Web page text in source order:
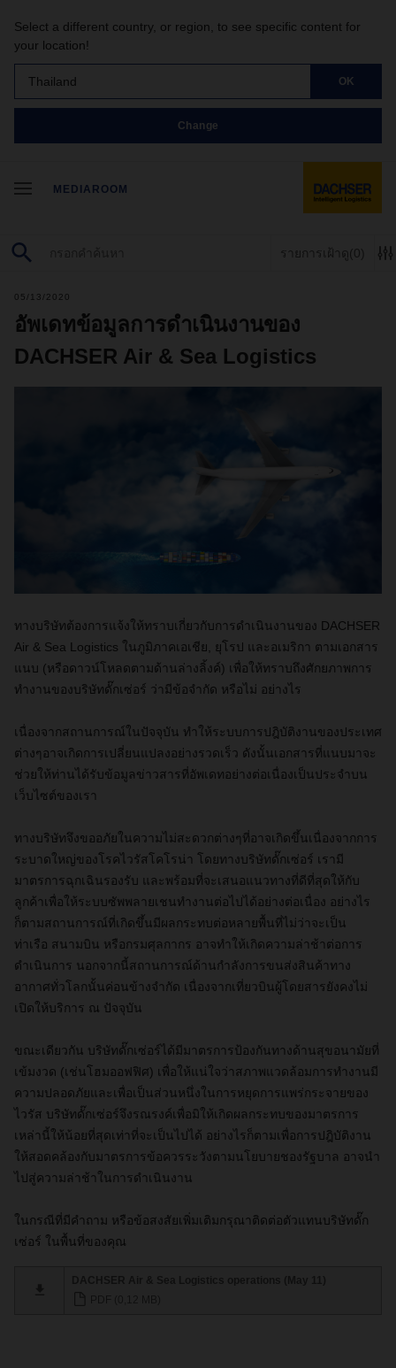
Select a different country, or region, to see specific content for
your location!
Thailand OK
Change
MEDIAROOM
รายการเฝ้าดู(0)
05/13/2020
อัพเดทข้อมูลการดำเนินงานของ
DACHSER Air & Sea Logistics
ทางบริษัทต้องการแจ้งให้ทราบเกี่ยวกับการดำเนินงานของ DACHSER
Air & Sea Logistics ในภูมิภาคเอเชีย, ยุโรป และอเมริกา ตามเอกสาร
แนบ (หรือดาวน์โหลดตามด้านล่างลิ้งค์) เพื่อให้ทราบถึงศักยภาพการ
ทำงานของบริษัทดั๊กเซ่อร์ ว่ามีข้อจำกัด หรือไม่ อย่างไร
เนื่องจากสถานการณ์ในปัจจุบัน ทำให้ระบบการปฎิบัติงานของประเทศ
ต่างๆอาจเกิดการเปลี่ยนแปลงอย่างรวดเร็ว ดังนั้นเอกสารที่แนบมาจะ
ช่วยให้ท่านได้รับข้อมูลข่าวสารที่อัพเดทอย่างต่อเนื่องเป็นประจำบน
เว็บไซต์ของเรา
ทางบริษัทจึงขออภัยในความไม่สะดวกต่างๆที่อาจเกิดขึ้นเนื่องจากการ
ระบาดใหญ่ของโรคไวรัสโคโรน่า โดยทางบริษัทดั๊กเซ่อร์ เรามี
มาตรการฉุกเฉินรองรับ และพร้อมที่จะเสนอแนวทางที่ดีที่สุดให้กับ
ลูกค้าเพื่อให้ระบบซัพพลายเชนทำงานต่อไปได้อย่างต่อเนื่อง อย่างไร
ก็ตามสถานการณ์ที่เกิดขึ้นมีผลกระทบต่อหลายพื้นที่ไม่ว่าจะเป็น
ท่าเรือ สนามบิน หรือกรมศุลกากร อาจทำให้เกิดความล่าช้าต่อการ
ดำเนินการ นอกจากนี้สถานการณ์ด้านกำลังการขนส่งสินค้าทาง
อากาศทั่วโลกนั้นค่อนข้างจำกัด เนื่องจากเที่ยวบินผู้โดยสารยังคงไม่
เปิดให้บริการ ณ ปัจจุบัน
ขณะเดียวกัน บริษัทดั๊กเซ่อร์ได้มีมาตรการป้องกันทางด้านสุขอนามัยที่
เข้มงวด (เช่นโฮมออฟฟิศ) เพื่อให้แน่ใจว่าสภาพแวดล้อมการทำงานมี
ความปลอดภัยและเพื่อเป็นส่วนหนึ่งในการหยุดการแพร่กระจายของ
ไวรัส บริษัทดั๊กเซ่อร์จึงรณรงค์เพื่อมิให้เกิดผลกระทบของมาตรการ
เหล่านี้ให้น้อยที่สุดเท่าที่จะเป็นไปได้ อย่างไรก็ตามเพื่อการปฎิบัติงาน
ให้สอดคล้องกับมาตรการข้อควรระวังตามนโยบายชองรัฐบาล อาจนำ
ไปสู่ความล่าช้าในการดำเนินงาน
ในกรณีที่มีคำถาม หรือข้อสงสัยเพิ่มเติมกรุณาติดต่อตัวแทนบริษัทดั๊ก
เซ่อร์ ในพื้นที่ของคุณ